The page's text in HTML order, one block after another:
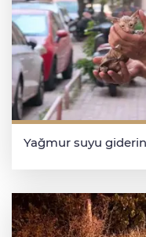
Yağmur suyu